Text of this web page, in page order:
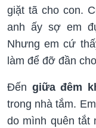
giặt tã cho con.
anh ấy sợ em
Nhưng em cứ
làm để đỡ đần
Đến giữa đêm
trong nhà tắm.
do mình quên tắt